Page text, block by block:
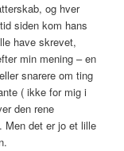
og hver
siden kom hans
have skrevet,
min mening – en
snarere om ting
( ikke for mig i
den rene
Men det er jo et lille